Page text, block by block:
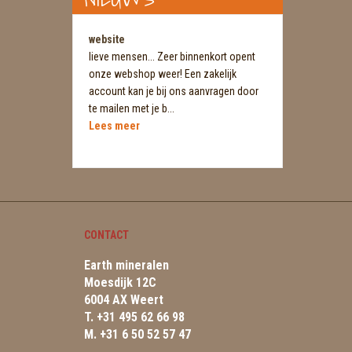
website
lieve mensen... Zeer binnenkort opent
onze webshop weer! Een zakelijk
account kan je bij ons aanvragen door
te mailen met je b...
Lees meer
CONTACT
Earth mineralen
Moesdijk 12C
6004 AX Weert
T. +31 495 62 66 98
M. +31 6 50 52 57 47